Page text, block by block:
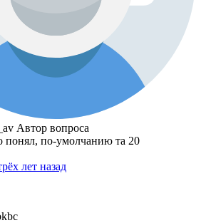
Автор вопроса
понял, по-умолчанию та 20
лет назад